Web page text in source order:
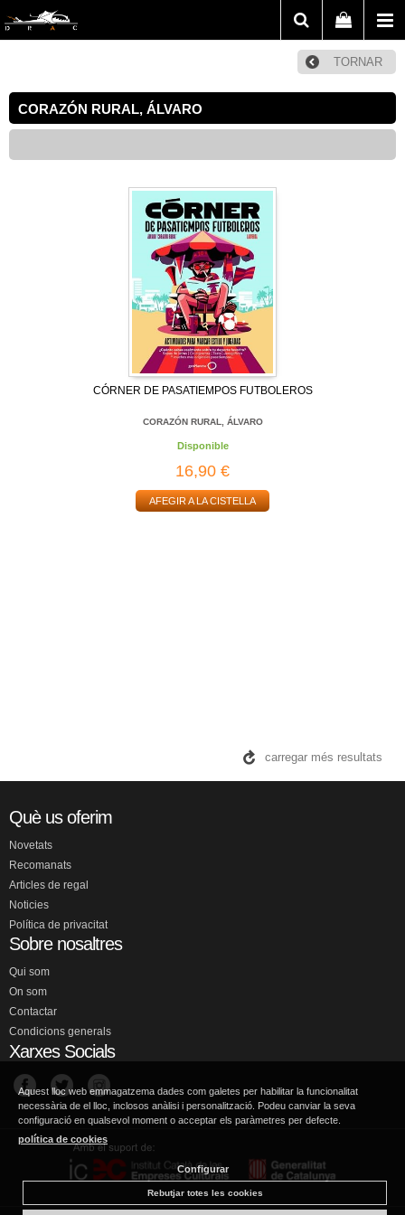
TORNAR
CORAZÓN RURAL, ÁLVARO
CÓRNER DE PASATIEMPOS FUTBOLEROS
CORAZÓN RURAL, ÁLVARO
Disponible
16,90 €
AFEGIR A LA CISTELLA
carregar més resultats
Què us oferim
Novetats
Recomanats
Articles de regal
Noticies
Política de privacitat
Sobre nosaltres
Qui som
On som
Contactar
Condicions generals
Xarxes Socials
Aquest lloc web emmagatzema dades com galetes per habilitar la funcionalitat
necessària de el lloc, inclosos anàlisi i personalització. Podeu canviar la seva
configuració en qualsevol moment o acceptar els paràmetres per defecte.
política de cookies
Configurar
Rebutjar totes les cookies